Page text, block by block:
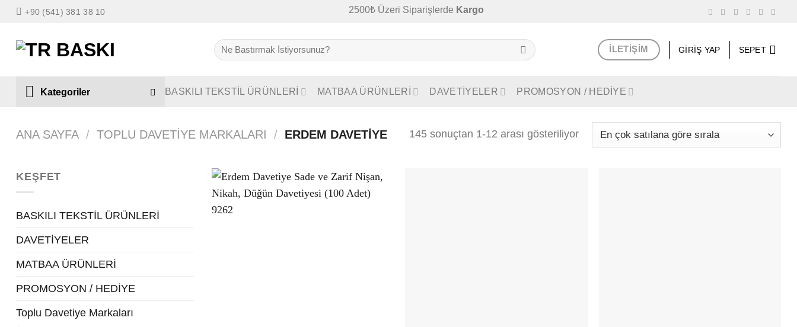
İçeriğe+90 (541) 381 38 10 2500₺ Üzeri Siparişlerde Kargo Bedava
Ara: İLETIŞIM GIRIŞ YAP SEPET
Kategoriler BASKILI TEKSTİL ÜRÜNLERİ MATBAA ÜRÜNLERİ DAVETİYELER PROMOSYON / HEDİYE
ANA SAYFA / TOPLU DAVETIYE MARKALARI / ERDEM DAVETIYE 145 sonuçtan 1-12 arası gösteriliyor
KEŞFET
BASKILI TEKSTİL ÜRÜNLERİ
DAVETİYELER
MATBAA ÜRÜNLERİ
PROMOSYON / HEDİYE
Toplu Davetiye Markaları